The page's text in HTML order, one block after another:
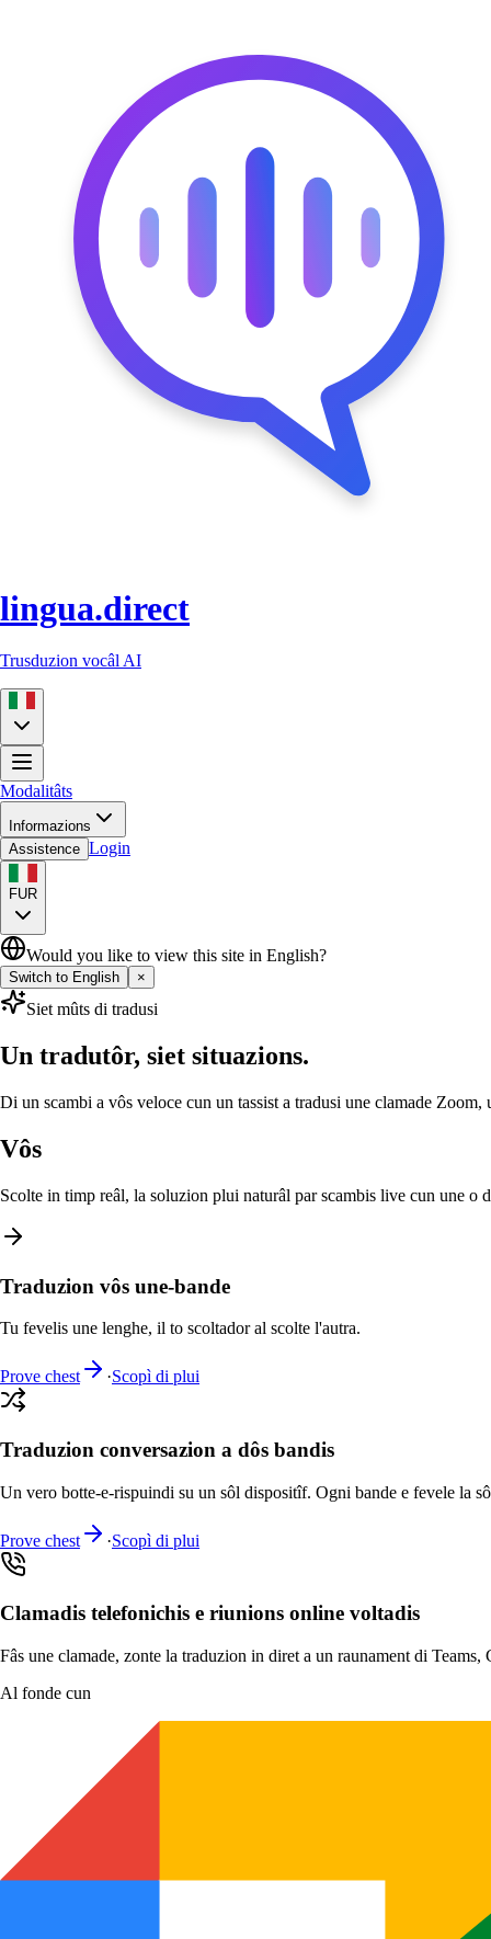
lingua.direct
Trusduzion vocâl AI
Modalitâts
Informazions
Assistence Login
FUR
Would you like to view this site in English?
Switch to English ×
Siet mûts di tradusi
Un tradutôr, siet situazions.
Di un scambi a vôs veloce cun un tassist a tradusi une clamade
Vôs
Scolte in timp reâl, la soluzion plui naturâl par scambis live cun une o
Traduzion vôs une-bande
Tu fevelis une lenghe, il to scoltador al scolte l'autra.
Prove chest ·Scopì di plui
Traduzion conversazion a dôs bandis
Un vero botte-e-rispuindi su un sôl dispositîf. Ogni bande e fevele la
Prove chest ·Scopì di plui
Clamadis telefonichis e riunions online voltadis
Fâs une clamade, zonte la traduzion in diret a un raunament di
Al fonde cun